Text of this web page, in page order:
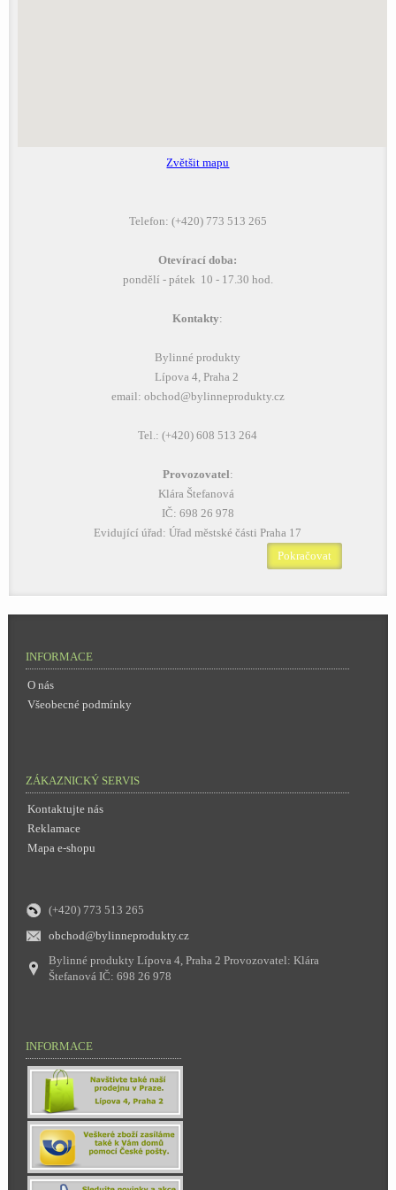
Zvětšit mapu
Telefon: (+420) 773 513 265
Otevírací doba:
pondělí - pátek 10 - 17.30 hod.
Kontakty:
Bylinné produkty
Lípova 4, Praha 2
email: obchod@bylinneprodukty.cz
Tel.: (+420) 608 513 264
Provozovatel:
Klára Štefanová
IČ: 698 26 978
Evidující úřad: Úřad městské části Praha 17
Pokračovat
INFORMACE
O nás
Všeobecné podmínky
ZÁKAZNICKÝ SERVIS
Kontaktujte nás
Reklamace
Mapa e-shopu
(+420) 773 513 265
obchod@bylinneprodukty.cz
Bylinné produkty Lípova 4, Praha 2 Provozovatel: Klára
Štefanová IČ: 698 26 978
INFORMACE